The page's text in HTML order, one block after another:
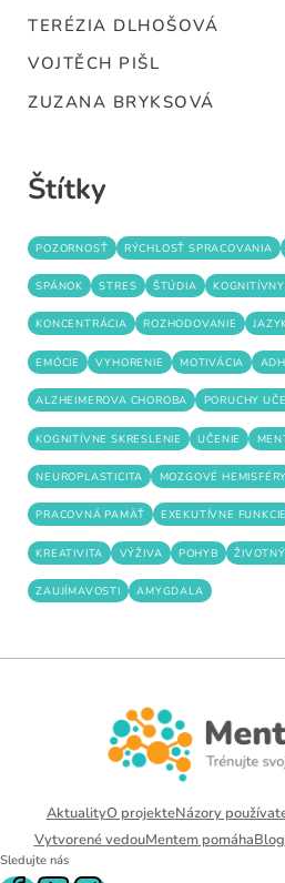
TERÉZIA DLHOŠOVÁ
VOJTĚCH PIŠL
ZUZANA BRYKSOVÁ
Štítky
POZORNOSŤ RÝCHLOSŤ SPRACOVANIA
SPÁNOK STRES ŠTÚDIA
KONCENTRÁCIA ROZHODOVANIE
EMÓCIE VYHORENIE MOTIVÁCIA
ALZHEIMEROVA CHOROBA PORUCHY
KOGNITÍVNE SKRESLENIE UČENIE
NEUROPLASTICITA MOZGOVÉ HEMISFÉRY
PRACOVNÁ PAMÄŤ EXEKUTÍVNE FUNKCIE
KREATIVITA VÝŽIVA POHYB
ZAUJÍMAVOSTI AMYGDALA
AktualityO projekteNázory
Vytvorené vedouMentem pomáhaBlog
Sledujte nás